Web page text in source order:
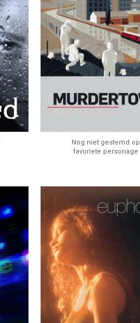
Nog niet gestemd op
favoriete personage